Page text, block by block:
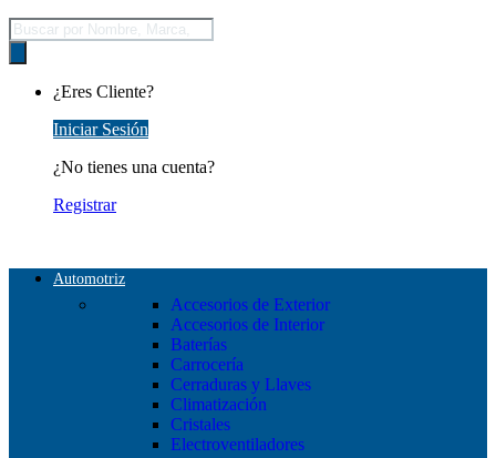
Búsqueda
de
productos
¿Eres Cliente?
Iniciar Sesión
¿No tienes una cuenta?
Registrar
Automotriz
Accesorios de Exterior
Accesorios de Interior
Baterías
Carrocería
Cerraduras y Llaves
Climatización
Cristales
Electroventiladores